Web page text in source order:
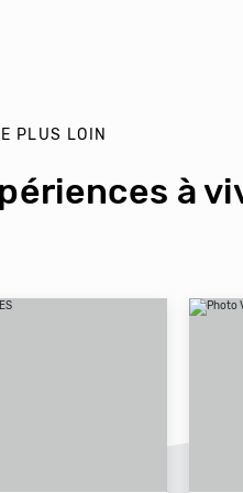
PLUS LOIN
à